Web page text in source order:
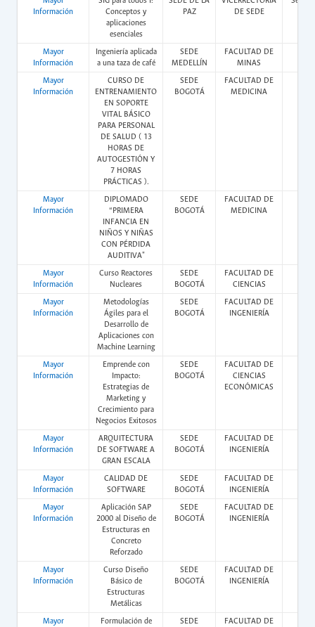
Información
Conceptos y
aplicaciones
esenciales
PAZ
DE SEDE
Mayor
Información
Ingeniería aplicada
a una taza de café
SEDE
MEDELLÍN
FACULTAD DE
MINAS
Mayor
Información
CURSO DE
ENTRENAMIENTO
EN SOPORTE
VITAL BÁSICO
PARA PERSONAL
DE SALUD ( 13
HORAS DE
AUTOGESTIÓN Y
7 HORAS
PRÁCTICAS ).
SEDE
BOGOTÁ
FACULTAD DE
MEDICINA
Mayor
Información
DIPLOMADO
“PRIMERA
INFANCIA EN
NIÑOS Y NIÑAS
CON PÉRDIDA
AUDITIVA"
SEDE
BOGOTÁ
FACULTAD DE
MEDICINA
Mayor
Información
Curso Reactores
Nucleares
SEDE
BOGOTÁ
FACULTAD DE
CIENCIAS
Mayor
Información
Metodologías
Ágiles para el
Desarrollo de
Aplicaciones con
Machine Learning
SEDE
BOGOTÁ
FACULTAD DE
INGENIERÍA
Mayor
Información
Emprende con
Impacto:
Estrategias de
Marketing y
Crecimiento para
Negocios Exitosos
SEDE
BOGOTÁ
FACULTAD DE
CIENCIAS
ECONÓMICAS
Mayor
Información
ARQUITECTURA
DE SOFTWARE A
GRAN ESCALA
SEDE
BOGOTÁ
FACULTAD DE
INGENIERÍA
Mayor
Información
CALIDAD DE
SOFTWARE
SEDE
BOGOTÁ
FACULTAD DE
INGENIERÍA
Mayor
Información
Aplicación SAP
2000 al Diseño de
Estructuras en
Concreto
Reforzado
SEDE
BOGOTÁ
FACULTAD DE
INGENIERÍA
Mayor
Información
Curso Diseño
Básico de
Estructuras
Metálicas
SEDE
BOGOTÁ
FACULTAD DE
INGENIERÍA
Mayor
Formulación de
SEDE
FACULTAD DE